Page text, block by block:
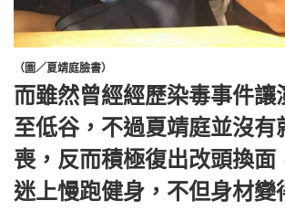
（圖／夏靖庭臉書）
而雖然曾經經歷染毒事件讓
至低谷，不過夏靖庭並沒有
喪，反而積極復出改頭換面
迷上慢跑健身，不但身材變